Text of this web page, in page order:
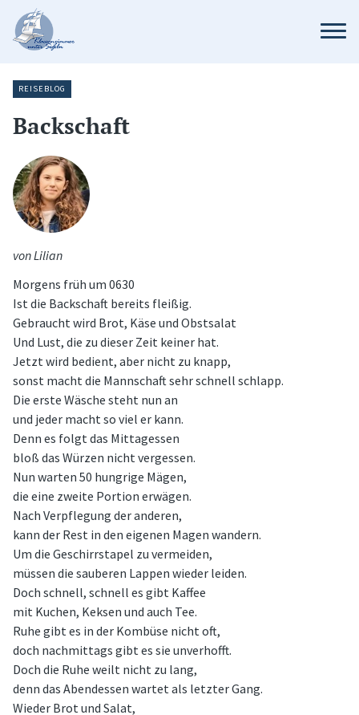
REISEBLOG
Backschaft
von Lilian
Morgens früh um 0630
Ist die Backschaft bereits fleißig.
Gebraucht wird Brot, Käse und Obstsalat
Und Lust, die zu dieser Zeit keiner hat.
Jetzt wird bedient, aber nicht zu knapp,
sonst macht die Mannschaft sehr schnell schlapp.
Die erste Wäsche steht nun an
und jeder macht so viel er kann.
Denn es folgt das Mittagessen
bloß das Würzen nicht vergessen.
Nun warten 50 hungrige Mägen,
die eine zweite Portion erwägen.
Nach Verpflegung der anderen,
kann der Rest in den eigenen Magen wandern.
Um die Geschirrstapel zu vermeiden,
müssen die sauberen Lappen wieder leiden.
Doch schnell, schnell es gibt Kaffee
mit Kuchen, Keksen und auch Tee.
Ruhe gibt es in der Kombüse nicht oft,
doch nachmittags gibt es sie unverhofft.
Doch die Ruhe weilt nicht zu lang,
denn das Abendessen wartet als letzter Gang.
Wieder Brot und Salat,